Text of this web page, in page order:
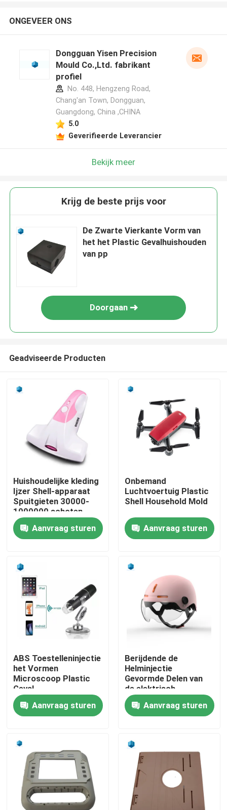
Huis
Ongeveer ons
Fabrieksreis
Contacteer ons
Nieuws
Gevallen
de producten van het injectieafgietsel
Het plastic Injectie Vormen
ONGEVEER ONS
Dongguan Yisen Precision
Mould Co.,Ltd. fabrikant
profiel
No. 448, Hengzeng Road,
Chang'an Town, Dongguan,
Guangdong, China ,CHINA
5.0
Geverifieerde Leverancier
Bekijk meer
Krijg de beste prijs voor
De Zwarte Vierkante Vorm van
het het Plastic Gevalhuishouden
van pp
Doorgaan
Geadviseerde Producten
Huishoudelijke kleding
Ijzer Shell-apparaat
Spuitgieten 30000-
1000000 schoten
Aanvraag sturen
Onbemand
Luchtvoertuig Plastic
Shell Household Mold
Aanvraag sturen
ABS Toestelleninjectie
het Vormen
Microscoop Plastic
Geval
Aanvraag sturen
Berijdende de
Helminjectie
Gevormde Delen van
de elektrisch
voertuigveiligheid
Aanvraag sturen